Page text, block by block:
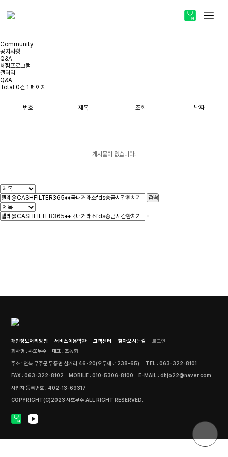
ABOUT
PRODUCT
Community
공지사항
Q&A
체험프로그램
갤러리
Q&A
Total 0건 1 페이지
번호 제목 조회 날짜
게시물이 없습니다.
검색
개인정보처리방침 서비스이용약관 고객센터 찾아오시는길
로그인
회사명 : 샤또무주
대표 : 조동희
주소 : 전북 무주군 무풍면 삼거리 46-20(오두재로 238-65)
TEL : 063-322-8101
FAX : 063-322-8102
MOBILE : 010-5306-8100
E-MAIL : dhjo22@naver.com
사업자 등록번호 : 402-13-69317
COPYRIGHT(C)2023 샤또무주 ALL RIGHT RESERVED.